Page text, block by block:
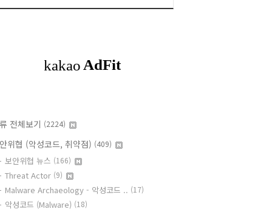
전체보기 (2224)
위협 (악성코드, 취약점) (409)
보안위협 뉴스 (166)
Threat Actor (9)
Malware Archaeology - 악성코드 .. (17)
악성코드 (Malware) (18)